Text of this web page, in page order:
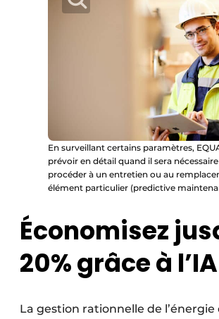
En surveillant certains paramètres,
prévoir en détail quand il sera
procéder à un entretien ou au
élément particulier (predictive
Économisez
20% grâce à l’IA
La gestion rationnelle de